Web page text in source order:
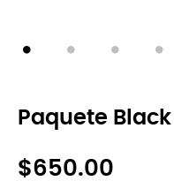
Paquete
$650.00